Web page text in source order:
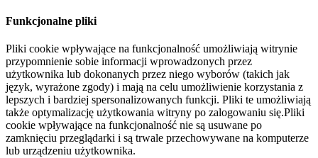
Funkcjonalne pliki
Pliki cookie wpływające na funkcjonalność umożliwiają witrynie
przypomnienie sobie informacji wprowadzonych przez
użytkownika lub dokonanych przez niego wyborów (takich jak
język, wyrażone zgody) i mają na celu umożliwienie korzystania z
lepszych i bardziej spersonalizowanych funkcji. Pliki te umożliwiają
także optymalizację użytkowania witryny po zalogowaniu się.Pliki
cookie wpływające na funkcjonalność nie są usuwane po
zamknięciu przeglądarki i są trwale przechowywane na komputerze
lub urządzeniu użytkownika.